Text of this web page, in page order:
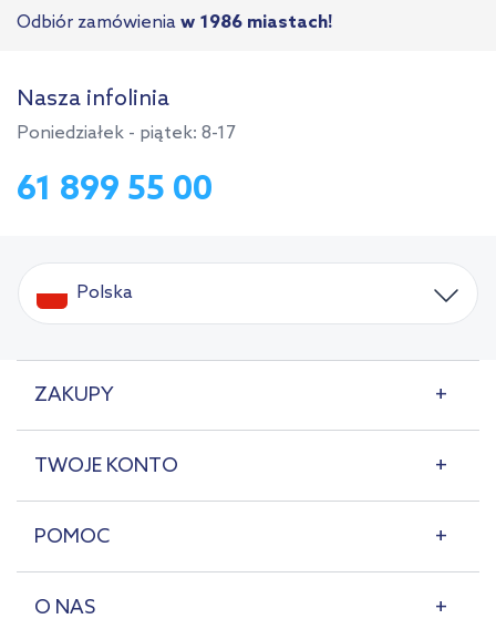
Odbiór zamówienia w 1986 miastach!
Nasza infolinia
Poniedziałek - piątek: 8-17
61 899 55 00
Polska
ZAKUPY
TWOJE KONTO
POMOC
O NAS